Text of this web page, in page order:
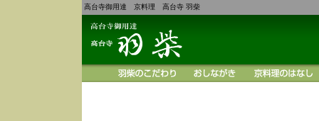
高台寺御用達 京料理 高台寺 羽柴